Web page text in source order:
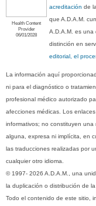
Health Content
Provider
06/01/2028
acreditación de
que A.D.A.M.
A.D.A.M. es una
distinción en
editorial, el
La información aquí
ni para el diagnóstico o
profesional médico autorizado
afecciones médicas. Los
informativos; no constituyen
alguna, expresa ni implícita, en
las traducciones realizadas por
cualquier otro idioma.
© 1997- 2026 A.D.A.M., una
la duplicación o distribución de
Todo el contenido de este sitio,